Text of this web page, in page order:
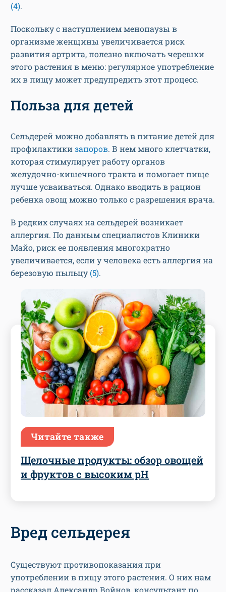
(4).
Поскольку с наступлением менопаузы в
организме женщины увеличивается риск
развития артрита, полезно включать черешки
этого растения в меню: регулярное употребление
их в пищу может предупредить этот процесс.
Польза для детей
Сельдерей можно добавлять в питание детей для
профилактикизапоров. В нем много клетчатки,
которая стимулирует работу органов
желудочно-кишечного тракта и помогает пище
лучше усваиваться. Однако вводить в рацион
ребенка овощ можно только с разрешения врача.
В редких случаях на сельдерей возникает
аллергия. По данным специалистов Клиники
Майо, риск ее появления многократно
увеличивается, если у человека есть аллергия на
березовую пыльцу (5).
Читайте также
Щелочные продукты: обзор овощей
и фруктов с высоким pH
Вред сельдерея
Существуют противопоказания при
употреблении в пищу этого растения. О них нам
рассказал Александр Войнов, консультант по